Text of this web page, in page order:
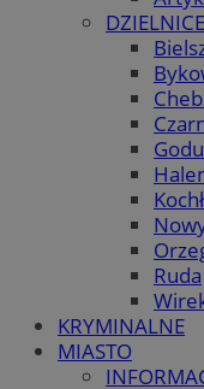
DZIELNICE
Ruda
KRYMINALNE
MIASTO